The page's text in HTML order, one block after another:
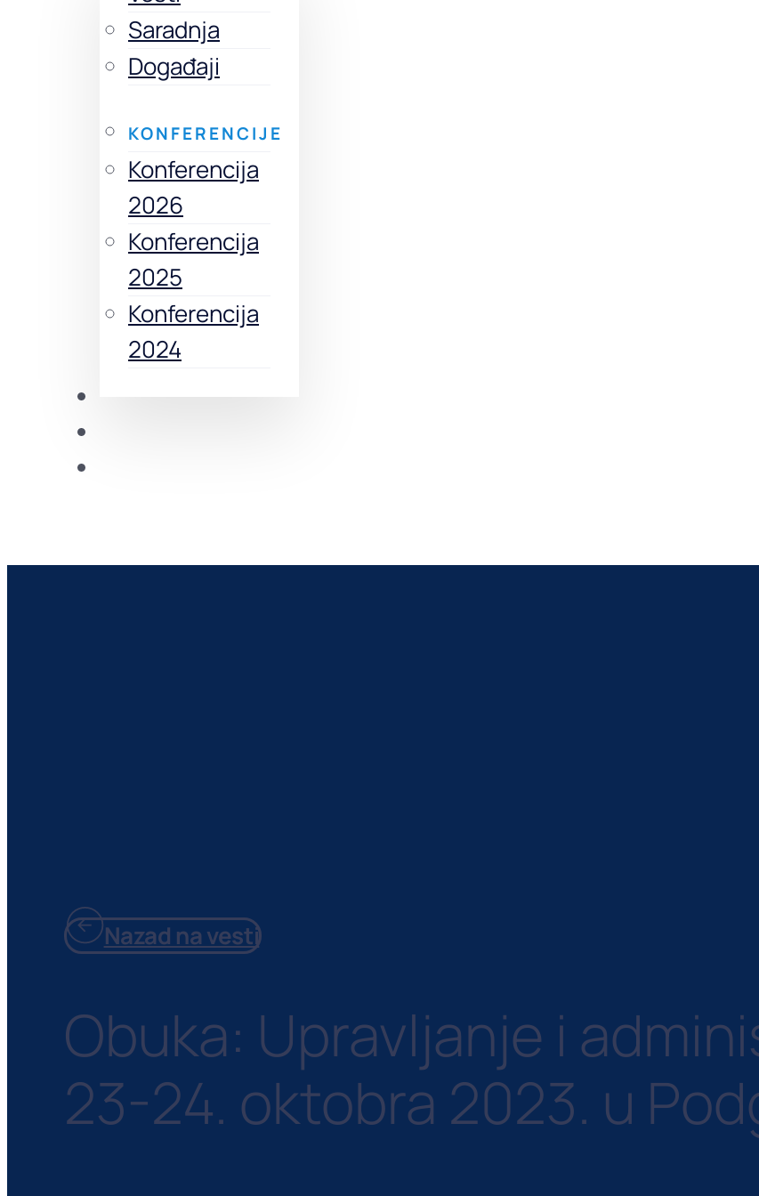
Saradnja
Događaji
KONFERENCIJE
Konferencija
2026
Konferencija
2025
Konferencija
2024
Nazad na vesti
Obuka: Upravljanje i
23-24. oktobra 2023. u